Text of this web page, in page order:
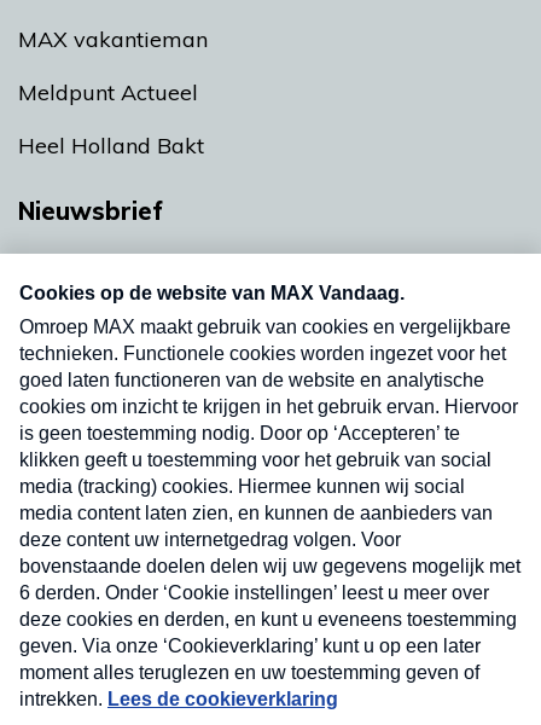
MAX vakantieman
Meldpunt Actueel
Heel Holland Bakt
Nieuwsbrief
nieuwsbrief. Elke vrijdag- en dinsdagochtend in
uw mailbox.
Verzend
Nieuwsbrief
Neem hier een gratis abonnement op onze
nieuwsbrief. Elke vrijdag- en dinsdagochtend in uw